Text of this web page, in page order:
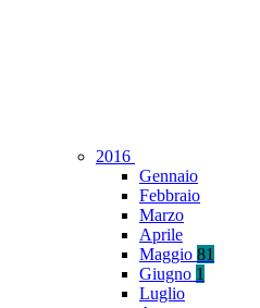
2016
Gennaio
Febbraio
Marzo
Aprile
Maggio 81
Giugno 1
Luglio